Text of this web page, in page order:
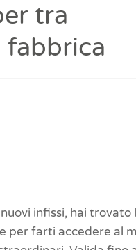
tra
fabbrica
infissi, hai
per farti accedere al